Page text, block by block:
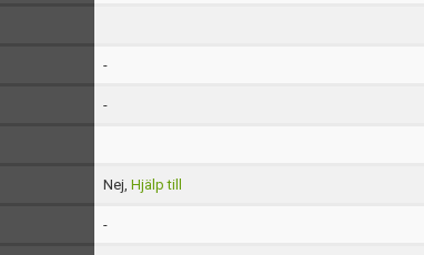
-
-
Nej, Hjälp till
-